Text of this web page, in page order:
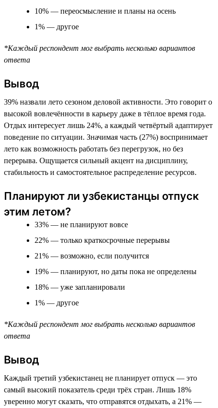
10% — переосмысление и планы на осень
1% — другое
*Каждый респондент мог выбрать несколько вариантов
ответа
Вывод
39% назвали лето сезоном деловой активности. Это говорит о
высокой вовлечённости в карьеру даже в тёплое время года.
Отдых интересует лишь 24%, а каждый четвёртый адаптирует
поведение по ситуации. Значимая часть (27%) воспринимает
лето как возможность работать без перегрузок, но без
перерыва. Ощущается сильный акцент на дисциплину,
стабильность и самостоятельное распределение ресурсов.
Планируют ли узбекистанцы отпуск
этим летом?
33% — не планируют вовсе
22% — только краткосрочные перерывы
21% — возможно, если получится
19% — планируют, но даты пока не определены
18% — уже запланировали
1% — другое
*Каждый респондент мог выбрать несколько вариантов
ответа
Вывод
Каждый третий узбекистанец не планирует отпуск — это
самый высокий показатель среди трёх стран. Лишь 18%
уверенно могут сказать, что отправятся отдыхать, а 21% —